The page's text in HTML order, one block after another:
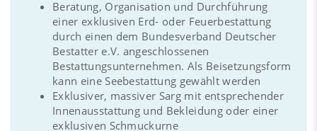
Beratung, Organisation und Durchführung
einer exklusiven Erd- oder Feuerbestattung
durch einen dem Bundesverband Deutscher
Bestatter e.V. angeschlossenen
Bestattungsunternehmen. Als Beisetzungsform
kann eine Seebestattung gewählt werden
Exklusiver, massiver Sarg mit entsprechender
Innenausstattung und Bekleidung oder einer
exklusiven Schmuckurne